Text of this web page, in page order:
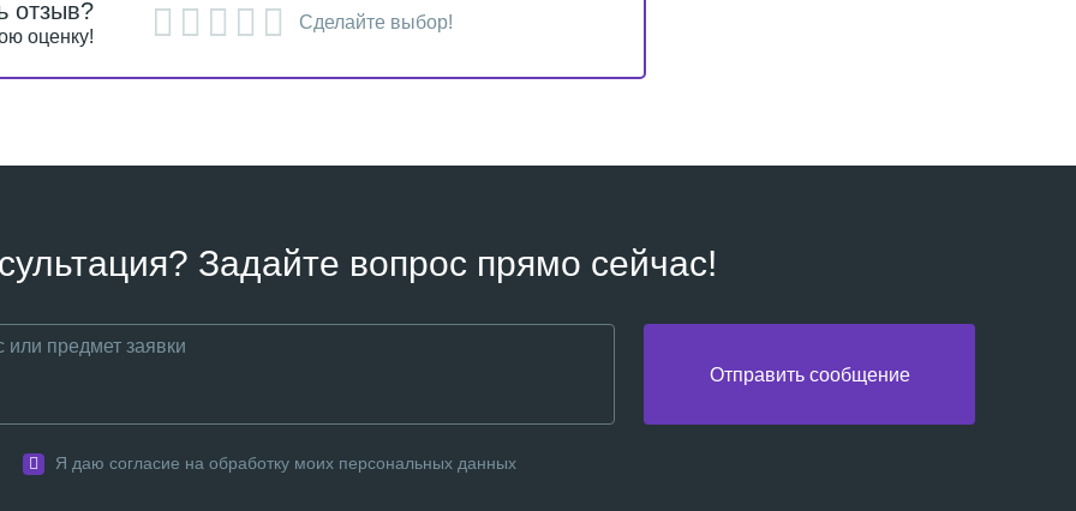
отзыв?
оценку!
Сделайте выбор!
Задайте вопрос прямо сейчас!
Отправить сообщение
Я даю согласие на обработку моих персональных данных